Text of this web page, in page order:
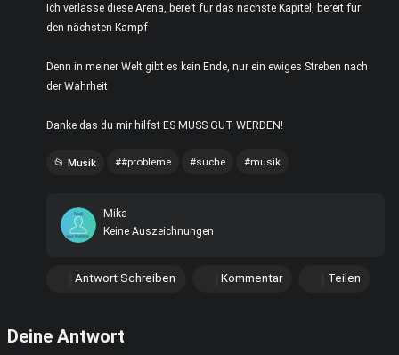
Ich verlasse diese Arena, bereit für das nächste Kapitel, bereit für
den nächsten Kampf
Denn in meiner Welt gibt es kein Ende, nur ein ewiges Streben nach
der Wahrheit
Danke das du mir hilfst ES MUSS GUT WERDEN!
Musik #probleme suche musik
Mika
Keine Auszeichnungen
Antwort Schreiben Kommentar Teilen
Deine Antwort